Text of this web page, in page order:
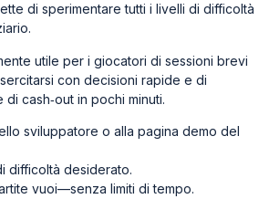
di sperimentare tutti i livelli di difficoltà
utile per i giocatori di sessioni brevi
con decisioni rapide e di
cash‑out in pochi minuti.
sviluppatore o alla pagina demo del
difficoltà desiderato.
vuoi—senza limiti di tempo.